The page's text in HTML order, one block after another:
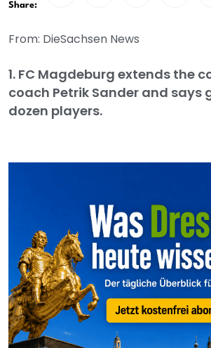
Share:
From: DieSachsen News
1. FC Magdeburg extends the
coach Petrik Sander and says
dozen players.